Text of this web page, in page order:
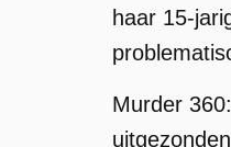
haar 15-
Murder